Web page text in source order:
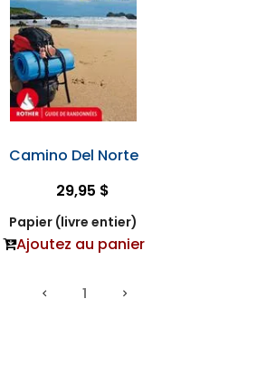
Camino Del Norte
29,95 $
Papier (livre entier)
Ajoutez au panier
1